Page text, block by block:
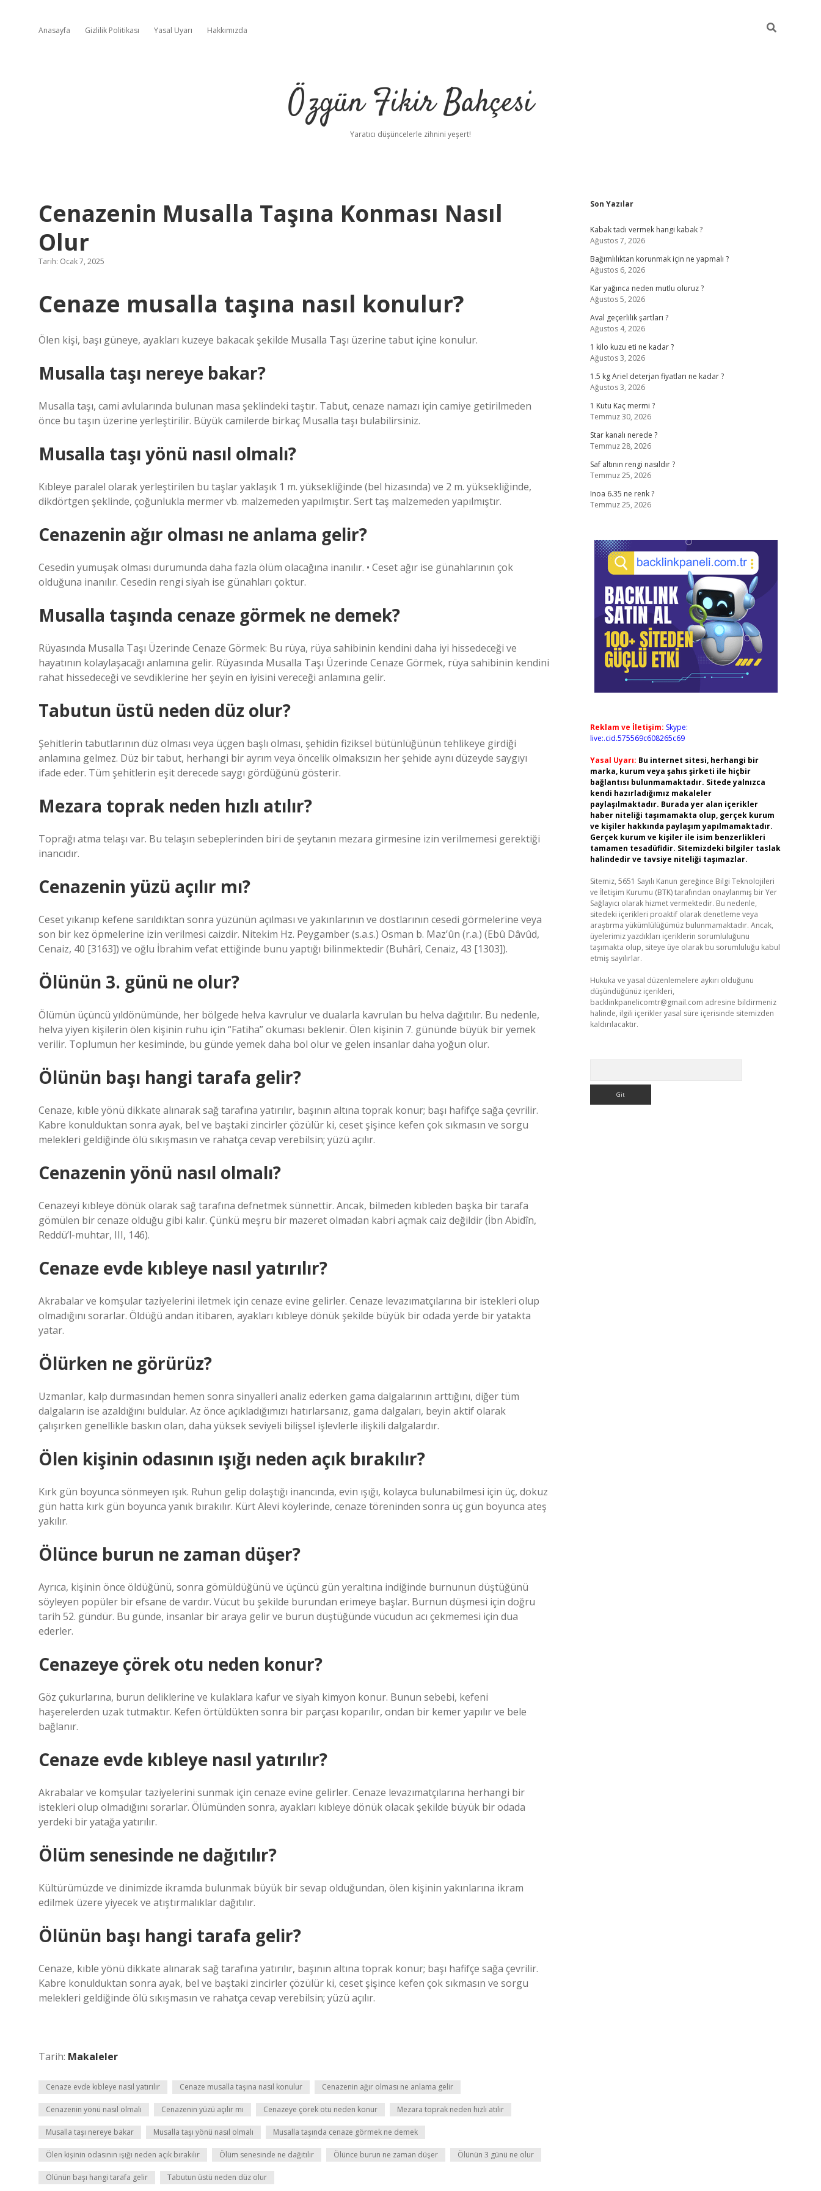
Anasayfa Gizlilik Politikası Yasal Uyarı Hakkımızda
Özgün Fikir Bahçesi
Yaratıcı düşüncelerle zihnini yeşert!
Cenazenin Musalla Taşına Konması Nasıl
Olur
Tarih: Ocak 7, 2025
Cenaze musalla taşına nasıl konulur?
Ölen kişi, başı güneye, ayakları kuzeye bakacak şekilde Musalla Taşı üzerine tabut içine konulur.
Musalla taşı nereye bakar?
Musalla taşı, cami avlularında bulunan masa şeklindeki taştır. Tabut, cenaze namazı için camiye getirilmeden
önce bu taşın üzerine yerleştirilir. Büyük camilerde birkaç Musalla taşı bulabilirsiniz.
Musalla taşı yönü nasıl olmalı?
Kıbleye paralel olarak yerleştirilen bu taşlar yaklaşık 1 m. yüksekliğinde (bel hizasında) ve 2 m. yüksekliğinde,
dikdörtgen şeklinde, çoğunlukla mermer vb. malzemeden yapılmıştır. Sert taş malzemeden yapılmıştır.
Cenazenin ağır olması ne anlama gelir?
Cesedin yumuşak olması durumunda daha fazla ölüm olacağına inanılır. • Ceset ağır ise günahlarının çok
olduğuna inanılır. Cesedin rengi siyah ise günahları çoktur.
Musalla taşında cenaze görmek ne demek?
Rüyasında Musalla Taşı Üzerinde Cenaze Görmek: Bu rüya, rüya sahibinin kendini daha iyi hissedeceği ve
hayatının kolaylaşacağı anlamına gelir. Rüyasında Musalla Taşı Üzerinde Cenaze Görmek, rüya sahibinin kendini
rahat hissedeceği ve sevdiklerine her şeyin en iyisini vereceği anlamına gelir.
Tabutun üstü neden düz olur?
Şehitlerin tabutlarının düz olması veya üçgen başlı olması, şehidin fiziksel bütünlüğünün tehlikeye girdiği
anlamına gelmez. Düz bir tabut, herhangi bir ayrım veya öncelik olmaksızın her şehide aynı düzeyde saygıyı
ifade eder. Tüm şehitlerin eşit derecede saygı gördüğünü gösterir.
Mezara toprak neden hızlı atılır?
Toprağı atma telaşı var. Bu telaşın sebeplerinden biri de şeytanın mezara girmesine izin verilmemesi gerektiği
inancıdır.
Cenazenin yüzü açılır mı?
Ceset yıkanıp kefene sarıldıktan sonra yüzünün açılması ve yakınlarının ve dostlarının cesedi görmelerine veya
son bir kez öpmelerine izin verilmesi caizdir. Nitekim Hz. Peygamber (s.a.s.) Osman b. Maz’ûn (r.a.) (Ebû Dâvûd,
Cenaiz, 40 [3163]) ve oğlu İbrahim vefat ettiğinde bunu yaptığı bilinmektedir (Buhârî, Cenaiz, 43 [1303]).
Ölünün 3. günü ne olur?
Ölümün üçüncü yıldönümünde, her bölgede helva kavrulur ve dualarla kavrulan bu helva dağıtılır. Bu nedenle,
helva yiyen kişilerin ölen kişinin ruhu için “Fatiha” okuması beklenir. Ölen kişinin 7. gününde büyük bir yemek
verilir. Toplumun her kesiminde, bu günde yemek daha bol olur ve gelen insanlar daha yoğun olur.
Ölünün başı hangi tarafa gelir?
Cenaze, kıble yönü dikkate alınarak sağ tarafına yatırılır, başının altına toprak konur; başı hafifçe sağa çevrilir.
Kabre konulduktan sonra ayak, bel ve baştaki zincirler çözülür ki, ceset şişince kefen çok sıkmasın ve sorgu
melekleri geldiğinde ölü sıkışmasın ve rahatça cevap verebilsin; yüzü açılır.
Cenazenin yönü nasıl olmalı?
Cenazeyi kıbleye dönük olarak sağ tarafına defnetmek sünnettir. Ancak, bilmeden kıbleden başka bir tarafa
gömülen bir cenaze olduğu gibi kalır. Çünkü meşru bir mazeret olmadan kabri açmak caiz değildir (İbn Abidîn,
Reddü’l-muhtar, III, 146).
Cenaze evde kıbleye nasıl yatırılır?
Akrabalar ve komşular taziyelerini iletmek için cenaze evine gelirler. Cenaze levazımatçılarına bir istekleri olup
olmadığını sorarlar. Öldüğü andan itibaren, ayakları kıbleye dönük şekilde büyük bir odada yerde bir yatakta
yatar.
Ölürken ne görürüz?
Uzmanlar, kalp durmasından hemen sonra sinyalleri analiz ederken gama dalgalarının arttığını, diğer tüm
dalgaların ise azaldığını buldular. Az önce açıkladığımızı hatırlarsanız, gama dalgaları, beyin aktif olarak
çalışırken genellikle baskın olan, daha yüksek seviyeli bilişsel işlevlerle ilişkili dalgalardır.
Ölen kişinin odasının ışığı neden açık bırakılır?
Kırk gün boyunca sönmeyen ışık. Ruhun gelip dolaştığı inancında, evin ışığı, kolayca bulunabilmesi için üç, dokuz
gün hatta kırk gün boyunca yanık bırakılır. Kürt Alevi köylerinde, cenaze töreninden sonra üç gün boyunca ateş
yakılır.
Ölünce burun ne zaman düşer?
Ayrıca, kişinin önce öldüğünü, sonra gömüldüğünü ve üçüncü gün yeraltına indiğinde burnunun düştüğünü
söyleyen popüler bir efsane de vardır. Vücut bu şekilde burundan erimeye başlar. Burnun düşmesi için doğru
tarih 52. gündür. Bu günde, insanlar bir araya gelir ve burun düştüğünde vücudun acı çekmemesi için dua
ederler.
Cenazeye çörek otu neden konur?
Göz çukurlarına, burun deliklerine ve kulaklara kafur ve siyah kimyon konur. Bunun sebebi, kefeni
haşerelerden uzak tutmaktır. Kefen örtüldükten sonra bir parçası koparılır, ondan bir kemer yapılır ve bele
bağlanır.
Cenaze evde kıbleye nasıl yatırılır?
Akrabalar ve komşular taziyelerini sunmak için cenaze evine gelirler. Cenaze levazımatçılarına herhangi bir
istekleri olup olmadığını sorarlar. Ölümünden sonra, ayakları kıbleye dönük olacak şekilde büyük bir odada
yerdeki bir yatağa yatırılır.
Ölüm senesinde ne dağıtılır?
Kültürümüzde ve dinimizde ikramda bulunmak büyük bir sevap olduğundan, ölen kişinin yakınlarına ikram
edilmek üzere yiyecek ve atıştırmalıklar dağıtılır.
Ölünün başı hangi tarafa gelir?
Cenaze, kıble yönü dikkate alınarak sağ tarafına yatırılır, başının altına toprak konur; başı hafifçe sağa çevrilir.
Kabre konulduktan sonra ayak, bel ve baştaki zincirler çözülür ki, ceset şişince kefen çok sıkmasın ve sorgu
melekleri geldiğinde ölü sıkışmasın ve rahatça cevap verebilsin; yüzü açılır.
Tarih: Makaleler
Cenaze evde kıbleye nasıl yatırılır Cenaze musalla taşına nasıl konulur Cenazenin ağır olması ne anlama gelir
Cenazenin yönü nasıl olmalı Cenazenin yüzü açılır mı Cenazeye çörek otu neden konur Mezara toprak neden hızlı atılır
Musalla taşı nereye bakar Musalla taşı yönü nasıl olmalı Musalla taşında cenaze görmek ne demek
Ölen kişinin odasının ışığı neden açık bırakılır Ölüm senesinde ne dağıtılır Ölünce burun ne zaman düşer Ölünün 3 günü ne olur
Ölünün başı hangi tarafa gelir Tabutun üstü neden düz olur
Sidebar
Son Yazılar
Kabak tadı vermek hangi kabak ?
Ağustos 7, 2026
Bağımlılıktan korunmak için ne yapmalı ?
Ağustos 6, 2026
Kar yağınca neden mutlu oluruz ?
Ağustos 5, 2026
Aval geçerlilik şartları ?
Ağustos 4, 2026
1 kilo kuzu eti ne kadar ?
Ağustos 3, 2026
1.5 kg Ariel deterjan fiyatları ne kadar ?
Ağustos 3, 2026
1 Kutu Kaç mermi ?
Temmuz 30, 2026
Star kanalı nerede ?
Temmuz 28, 2026
Saf altının rengi nasıldır ?
Temmuz 25, 2026
Inoa 6.35 ne renk ?
Temmuz 25, 2026
Reklam ve İletişim: Skype:
live:.cid.575569c608265c69
Yasal Uyarı: Bu internet sitesi, herhangi bir
marka, kurum veya şahıs şirketi ile hiçbir
bağlantısı bulunmamaktadır. Sitede yalnızca
kendi hazırladığımız makaleler
paylaşılmaktadır. Burada yer alan içerikler
haber niteliği taşımamakta olup, gerçek kurum
ve kişiler hakkında paylaşım yapılmamaktadır.
Gerçek kurum ve kişiler ile isim benzerlikleri
tamamen tesadüfidir. Sitemizdeki bilgiler taslak
halindedir ve tavsiye niteliği taşımazlar.
Sitemiz, 5651 Sayılı Kanun gereğince Bilgi Teknolojileri
ve İletişim Kurumu (BTK) tarafından onaylanmış bir Yer
Sağlayıcı olarak hizmet vermektedir. Bu nedenle,
sitedeki içerikleri proaktif olarak denetleme veya
araştırma yükümlülüğümüz bulunmamaktadır. Ancak,
üyelerimiz yazdıkları içeriklerin sorumluluğunu
taşımakta olup, siteye üye olarak bu sorumluluğu kabul
etmiş sayılırlar.
Hukuka ve yasal düzenlemelere aykırı olduğunu
düşündüğünüz içerikleri,
backlinkpanelicomtr@gmail.com adresine bildirmeniz
halinde, ilgili içerikler yasal süre içerisinde sitemizden
kaldırılacaktır.